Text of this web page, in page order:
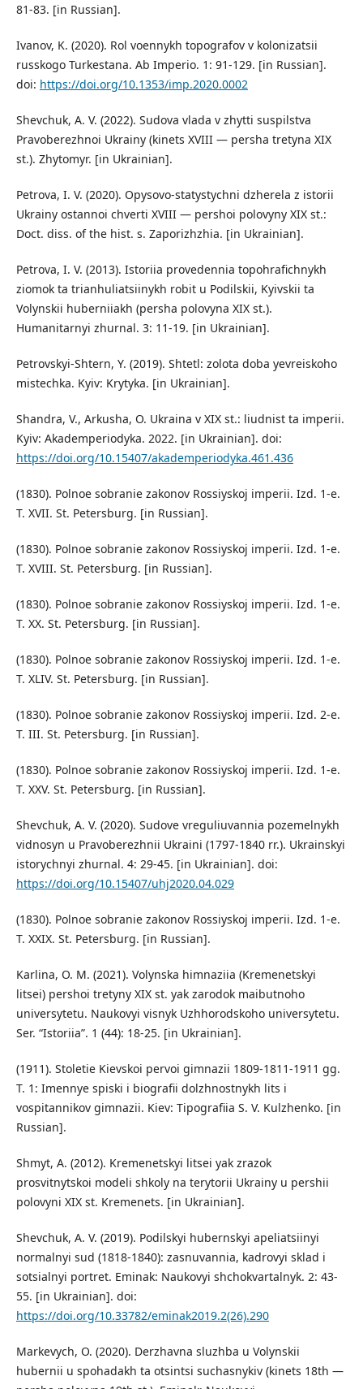
81-83. [in Russian].
Ivanov, K. (2020). Rol voennykh topografov v kolonizatsii
russkogo Turkestana. Ab Imperio. 1: 91-129. [in Russian].
doi: https://doi.org/10.1353/imp.2020.0002
Shevchuk, A. V. (2022). Sudova vlada v zhytti suspilstva
Pravoberezhnoi Ukrainy (kinets XVIII — persha tretyna XIX
st.). Zhytomyr. [in Ukrainian].
Petrova, I. V. (2020). Opysovo-statystychni dzherela z istorii
Ukrainy ostannoi chverti XVIII — pershoi polovyny XIX st.:
Doct. diss. of the hist. s. Zaporizhzhia. [in Ukrainian].
Petrova, I. V. (2013). Istoriia provedennia topohrafichnykh
ziomok ta trianhuliatsiinykh robit u Podilskii, Kyivskii ta
Volynskii huberniiakh (persha polovyna XIX st.).
Humanitarnyi zhurnal. 3: 11-19. [in Ukrainian].
Petrovskyi-Shtern, Y. (2019). Shtetl: zolota doba yevreiskoho
mistechka. Kyiv: Krytyka. [in Ukrainian].
Shandra, V., Arkusha, O. Ukraina v XIX st.: liudnist ta imperii.
Kyiv: Akademperiodyka. 2022. [in Ukrainian]. doi:
https://doi.org/10.15407/akademperiodyka.461.436
(1830). Polnoe sobranie zakonov Rossiyskoj imperii. Izd. 1-e.
T. XVII. St. Petersburg. [in Russian].
(1830). Polnoe sobranie zakonov Rossiyskoj imperii. Izd. 1-e.
T. XVIII. St. Petersburg. [in Russian].
(1830). Polnoe sobranie zakonov Rossiyskoj imperii. Izd. 1-e.
T. XX. St. Petersburg. [in Russian].
(1830). Polnoe sobranie zakonov Rossiyskoj imperii. Izd. 1-e.
T. XLIV. St. Petersburg. [in Russian].
(1830). Polnoe sobranie zakonov Rossiyskoj imperii. Izd. 2-e.
T. III. St. Petersburg. [in Russian].
(1830). Polnoe sobranie zakonov Rossiyskoj imperii. Izd. 1-e.
T. XXV. St. Petersburg. [in Russian].
Shevchuk, A. V. (2020). Sudove vreguliuvannia pozemelnykh
vidnosyn u Pravoberezhnii Ukraini (1797-1840 rr.). Ukrainskyi
istorychnyi zhurnal. 4: 29-45. [in Ukrainian]. doi:
https://doi.org/10.15407/uhj2020.04.029
(1830). Polnoe sobranie zakonov Rossiyskoj imperii. Izd. 1-e.
T. XXIX. St. Petersburg. [in Russian].
Karlina, O. M. (2021). Volynska himnaziia (Kremenetskyi
litsei) pershoi tretyny XIX st. yak zarodok maibutnoho
universytetu. Naukovyi visnyk Uzhhorodskoho universytetu.
Ser. “Istoriia”. 1 (44): 18-25. [in Ukrainian].
(1911). Stoletie Kievskoi pervoi gimnazii 1809-1811-1911 gg.
T. 1: Imennye spiski i biografii dolzhnostnykh lits i
vospitannikov gimnazii. Kiev: Tipografiia S. V. Kulzhenko. [in
Russian].
Shmyt, A. (2012). Kremenetskyi litsei yak zrazok
prosvitnytskoi modeli shkoly na terytorii Ukrainy u pershii
polovyni XIX st. Kremenets. [in Ukrainian].
Shevchuk, A. V. (2019). Podilskyi hubernskyi apeliatsiinyi
normalnyi sud (1818-1840): zasnuvannia, kadrovyi sklad i
sotsialnyi portret. Eminak: Naukovyi shchokvartalnyk. 2: 43-
55. [in Ukrainian]. doi:
https://doi.org/10.33782/eminak2019.2(26).290
Markevych, O. (2020). Derzhavna sluzhba u Volynskii
hubernii u spohadakh ta otsintsi suchasnykiv (kinets 18th —